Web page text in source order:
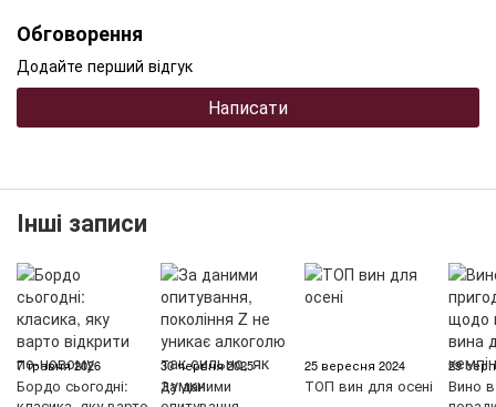
Обговорення
Додайте перший відгук
Написати
Інші записи
7 травня 2026
Бордо сьогодні:
30 червня 2025
За даними
25 вересня 2024
ТОП вин для осені
29
Вино